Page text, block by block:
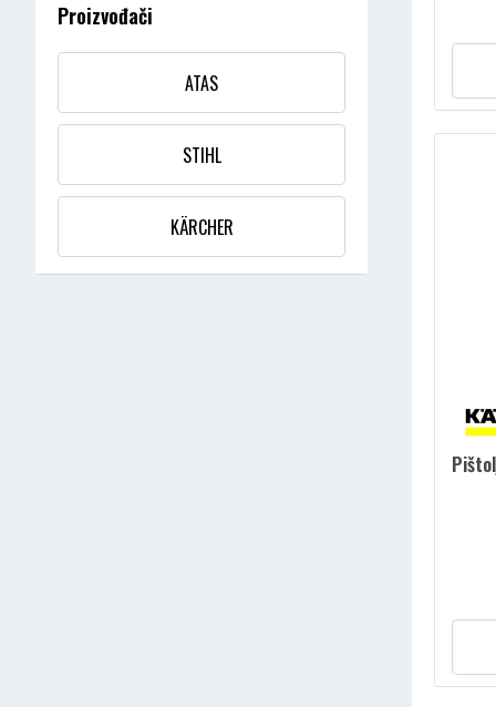
PRIBOR ZA PUHAČE
UREĐAJE
PRIBOR I SREDSTVA ZA USISIVAČE
Proizvođači
ATAS
STIHL
KÄRCHER